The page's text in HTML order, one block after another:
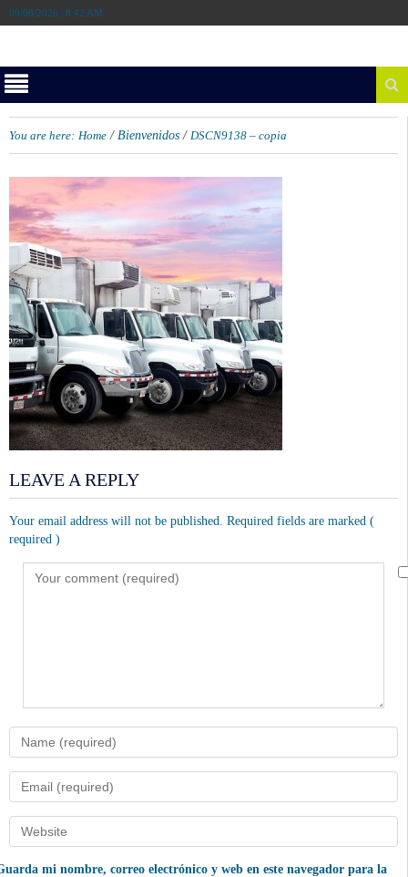
09/08/2026 | 8:42 AM
You are here: Home / Bienvenidos / DSCN9138 – copia
LEAVE A REPLY
Your email address will not be published. Required fields are marked (
required )
mi nombre, correo electrónico y web en este navegador para la